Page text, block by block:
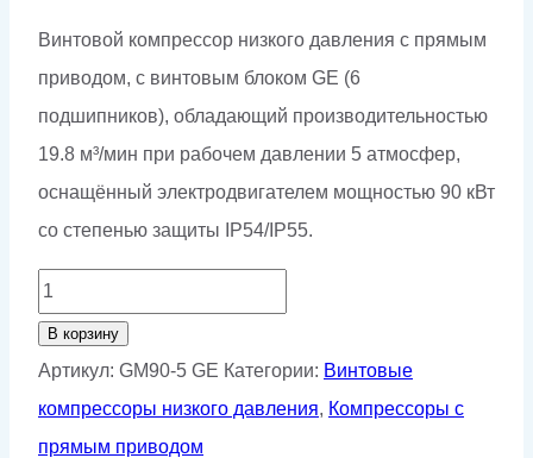
Винтовой компрессор низкого давления с прямым
приводом, с винтовым блоком GE (6
подшипников), обладающий производительностью
19.8 м³/мин при рабочем давлении 5 атмосфер,
оснащённый электродвигателем мощностью 90 кВт
со степенью защиты IP54/IP55.
Количество
товара
Винтовой
компрессор
GMP
В корзину
Артикул: GM90-5 GE Категории: Винтовые
компрессоры низкого давления, Компрессоры с
прямым приводом